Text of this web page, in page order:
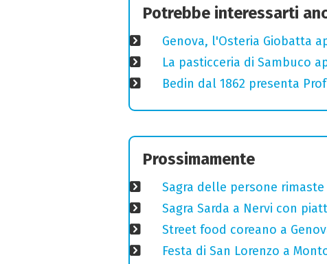
Potrebbe interessarti
Genova, l'Osteria Giobatta
La pasticceria di Sambuco
Bedin dal 1862 presenta
Prossimamente
Sagra delle persone rimaste
Sagra Sarda a Nervi con
Street food coreano a
Festa di San Lorenzo a